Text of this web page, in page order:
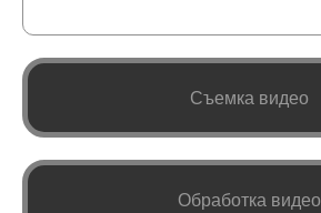
Съемка видео
Обработка видео